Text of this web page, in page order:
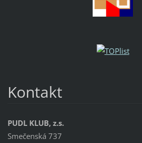
Kontakt
PUDL KLUB, z.s.
Smečenská 737